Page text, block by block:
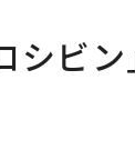
シビ